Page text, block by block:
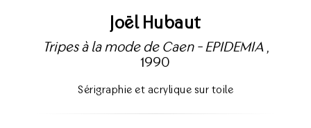
Joël Hubaut
Tripes à la mode de Caen - EPIDEMIA,
1990
Sérigraphie et acrylique sur toile